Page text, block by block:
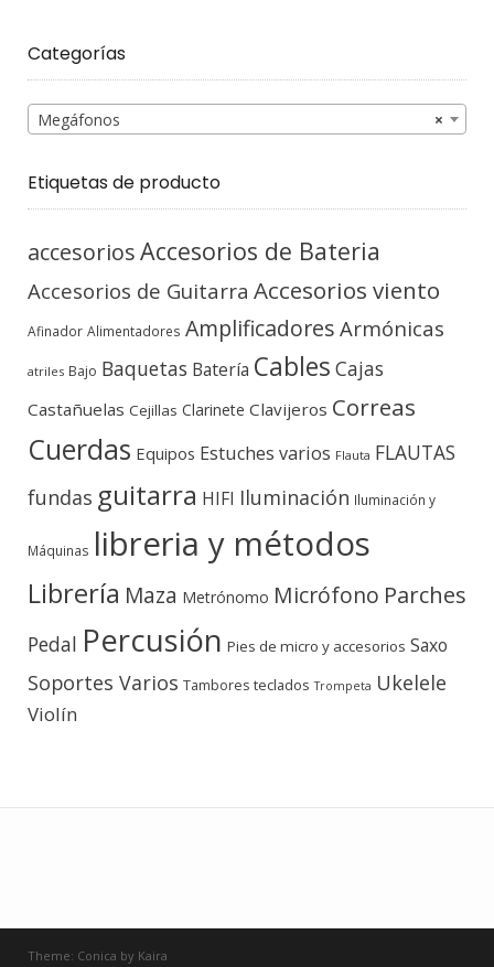
Categorías
×
Megáfonos
Etiquetas de producto
accesoriosAccesorios de Bateria
Accesorios de Guitarra Accesorios viento
Afinador Alimentadores Amplificadores Armónicas
atriles Bajo Baquetas Batería Cables Cajas
Castañuelas Cejillas Clarinete Clavijeros Correas
Cuerdas Equipos Estuches varios Flauta FLAUTAS
fundas guitarra HIFI Iluminación Iluminación y
Máquinas libreria y métodos
Librería Maza Metrónomo Micrófono Parches
Pedal Percusión Pies de micro y accesorios Saxo
Soportes Varios Tambores teclados Trompeta Ukelele
Violín
Theme: Conica by Kaira